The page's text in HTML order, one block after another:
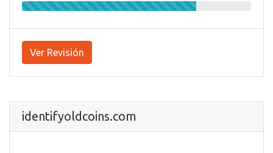
Ver Revisión
identifyoldcoins.com